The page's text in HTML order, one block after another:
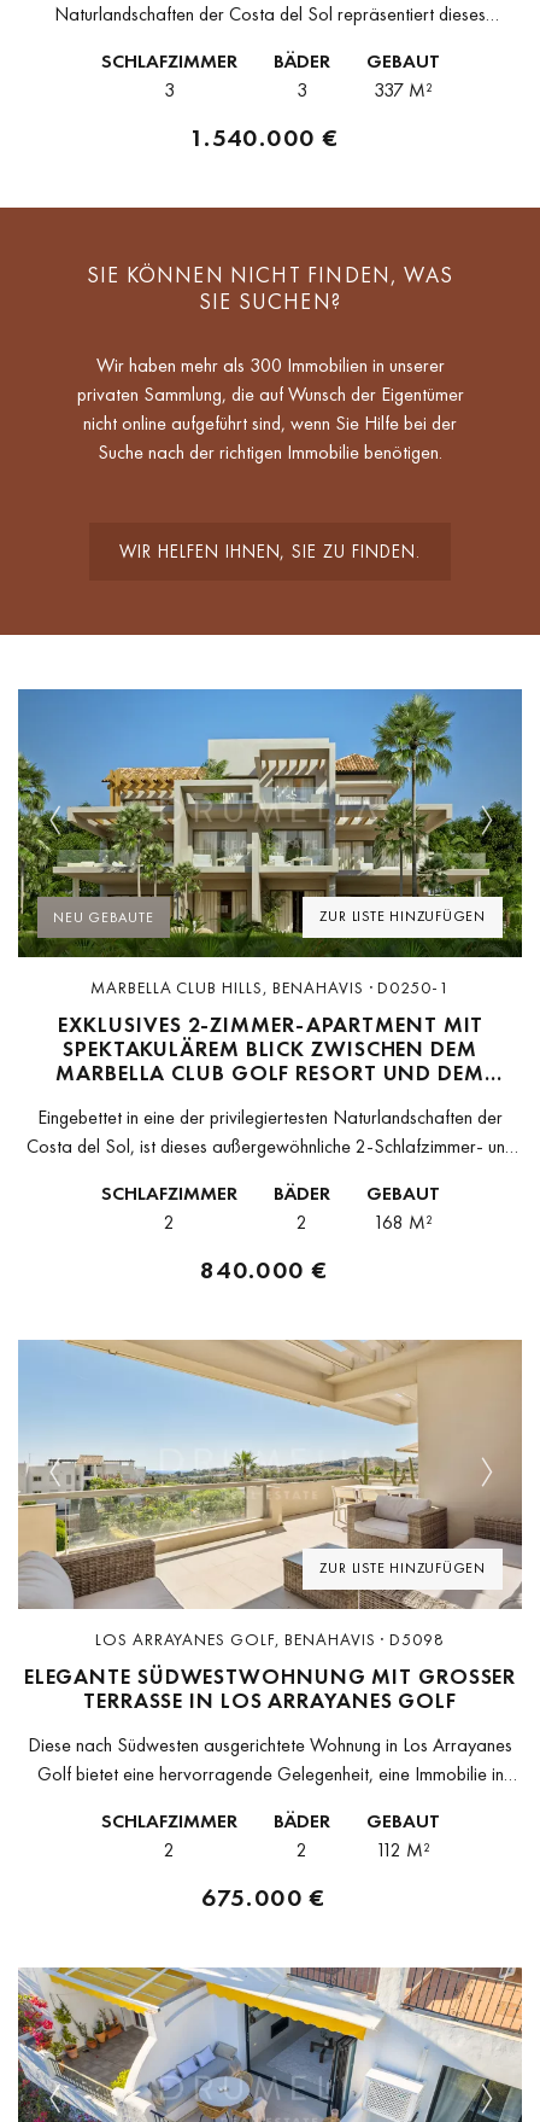
Naturlandschaften der Costa del Sol repräsentiert dieses
Gipfel des luxuriösen Wohnens in einem exklusiven Projekt auf
einem weitläufigen Anwesen...
SCHLAFZIMMER
3
BÄDER
3
GEBAUT
337 M²
1.540.000 €
SIE KÖNNEN NICHT FINDEN, WAS
SIE SUCHEN?
Wir haben mehr als 300 Immobilien in unserer
privaten Sammlung, die auf Wunsch der Eigentümer
nicht online aufgeführt sind, wenn Sie Hilfe bei der
Suche nach der richtigen Immobilie benötigen.
WIR HELFEN IHNEN, SIE ZU FINDEN.
ZUR LISTE HINZUFÜGEN
Previous Next
NEU GEBAUTE
MARBELLA CLUB HILLS, BENAHAVIS · D0250-1
EXKLUSIVES 2-ZIMMER-APARTMENT MIT
SPEKTAKULÄREM BLICK ZWISCHEN DEM
MARBELLA CLUB GOLF RESORT UND DEM
Eingebettet in eine der privilegiertesten Naturlandschaften der
Costa del Sol, ist dieses außergewöhnliche 2-Schlafzimmer- und
weitläufigen Anwesen von 158.000 m², von dem nur...
SCHLAFZIMMER
2
BÄDER
2
GEBAUT
168 M²
840.000 €
ZUR LISTE HINZUFÜGEN
Previous Next
LOS ARRAYANES GOLF, BENAHAVIS · D5098
ELEGANTE SÜDWESTWOHNUNG MIT GROSSER T
ERRASSE IN LOS ARRAYANES GOLF
Diese nach Südwesten ausgerichtete Wohnung in Los Arrayanes
Golf bietet eine hervorragende Gelegenheit, eine Immobilie in
Fläche von 112 m² und einer...
SCHLAFZIMMER
2
BÄDER
2
GEBAUT
112 M²
675.000 €
Previous Next